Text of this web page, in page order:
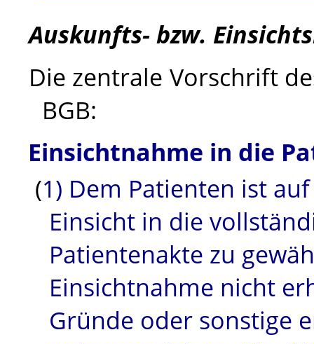
Auskunfts- bzw.
Die zentrale Vorschrift
BGB:
Einsichtnahme in die
(1) Dem Patienten ist
Einsicht in die
Patientenakte zu
Einsichtnahme nicht
Gründe oder sonstige